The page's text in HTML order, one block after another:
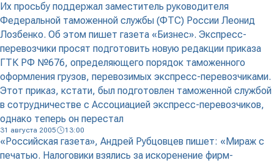
Их просьбу поддержал заместитель руководителя
Федеральной таможенной службы (ФТС) России Леонид
Лозбенко. Об этом пишет газета «Бизнес». Экспресс-
перевозчики просят подготовить новую редакции приказа
ГТК РФ №676, определяющего порядок таможенного
оформления грузов, перевозимых экспресс-перевозчиками.
Этот приказ, кстати, был подготовлен таможенной службой
в сотрудничестве с Ассоциацией экспресс-перевозчиков,
однако теперь он перестал
31 августа 2005 13:00
«Российская газета», Андрей Рубцовцев пишет: «Мираж с
печатью. Налоговики взялись за искоренение фирм-